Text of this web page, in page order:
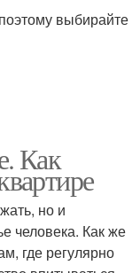
выбирайте
Как
но и
человека. Как же
где регулярно